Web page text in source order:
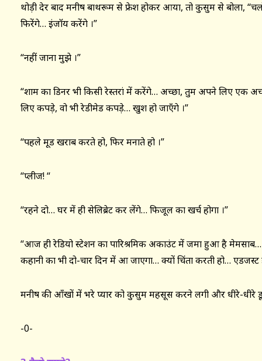
थोड़ी देर बाद मनीष बाथरूम से फ्रेश होकर आया, तो कुसुम से बोला,
फिरेंगे… इंजॉय करेंगे ।”
“नहीं जाना मुझे ।”
“शाम का डिनर भी किसी रेस्तरां में करेंगे… अच्छा, तुम अपने लिए एक
लिए कपड़े, वो भी रेडीमेड कपड़े… खुश हो जाएँगे ।”
“पहले मूड खराब करते हो, फिर मनाते हो ।”
“प्लीज! “
“रहने दो… घर में ही सेलिब्रेट कर लेंगे… फिजूल का खर्च होगा ।”
“आज ही रेडियो स्टेशन का पारिश्रमिक अकाउंट में जमा हुआ है
कहानी का भी दो-चार दिन में आ जाएगा… क्यों चिंता करती हो…
मनीष की आँखों में भरे प्यार को कुसुम महसूस करने लगी और धीरे-धीरे
-0-